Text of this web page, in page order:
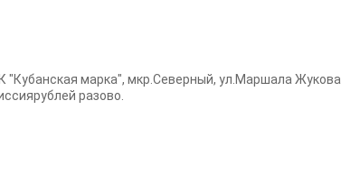
марка", мкр.Северный, ул.Маршала Жукова.
разово.